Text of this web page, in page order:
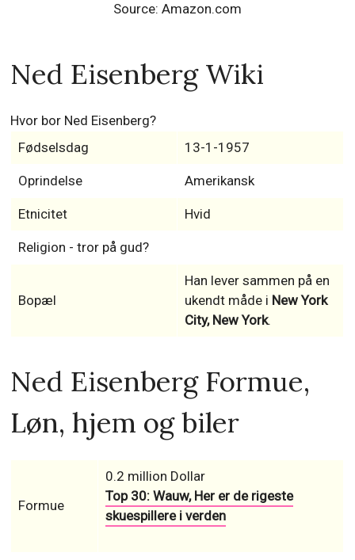
Source: Amazon.com
Ned Eisenberg Wiki
Hvor bor Ned Eisenberg?
Fødselsdag
13-1-1957
Oprindelse Amerikansk
Etnicitet Hvid
Religion - tror på gud?
Bopæl
Han lever sammen på en
ukendt måde i New York
City, New York.
Ned Eisenberg Formue,
Løn, hjem og biler
Formue
0.2 million Dollar
Top 30: Wauw, Her er de rigeste
skuespillere i verden